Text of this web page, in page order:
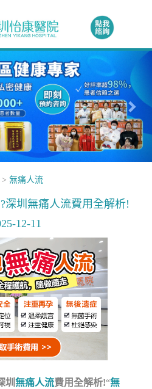
> 無痛人流
深圳無痛人流費用全解析!
12-11
圳無痛人流費用全解析!“無